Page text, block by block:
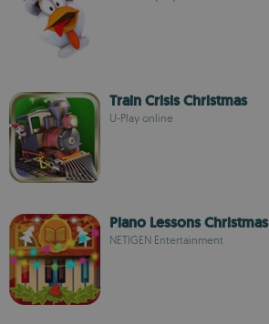
Train Crisis Christmas
U-Play online
Piano Lessons Christmas
NETIGEN Entertainment